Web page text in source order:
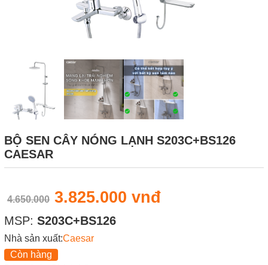
BỘ SEN CÂY NÓNG LẠNH S203C+BS126
CAESAR
4.650.000 3.825.000 vnđ
MSP: S203C+BS126
Nhà sản xuất:Caesar
Còn hàng